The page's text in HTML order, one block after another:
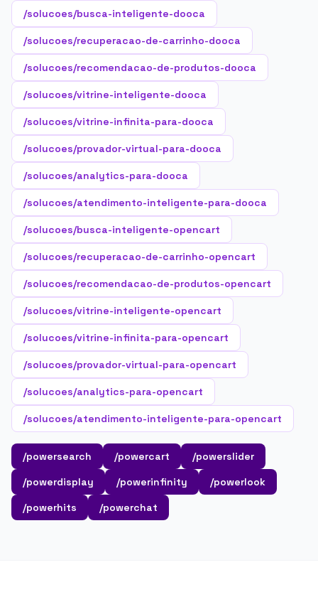
/solucoes/busca-inteligente-dooca
/solucoes/recuperacao-de-carrinho-dooca
/solucoes/recomendacao-de-produtos-dooca
/solucoes/vitrine-inteligente-dooca
/solucoes/vitrine-infinita-para-dooca
/solucoes/provador-virtual-para-dooca
/solucoes/analytics-para-dooca
/solucoes/atendimento-inteligente-para-dooca
/solucoes/busca-inteligente-opencart
/solucoes/recuperacao-de-carrinho-opencart
/solucoes/recomendacao-de-produtos-opencart
/solucoes/vitrine-inteligente-opencart
/solucoes/vitrine-infinita-para-opencart
/solucoes/provador-virtual-para-opencart
/solucoes/analytics-para-opencart
/solucoes/atendimento-inteligente-para-opencart
/powersearch /powercart
/powerslider
/powerdisplay
/powerinfinity
/powerlook
/powerhits
/powerchat